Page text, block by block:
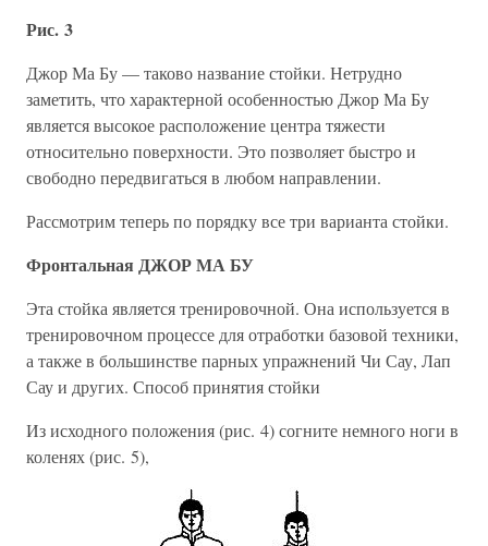
Рис. 3
Джор Ма Бу — таково название стойки. Нетрудно
заметить, что характерной особенностью Джор Ма Бу
является высокое расположение центра тяжести
относительно поверхности. Это позволяет быстро и
свободно передвигаться в любом направлении.
Рассмотрим теперь по порядку все три варианта стойки.
Фронтальная ДЖОР МА БУ
Эта стойка является тренировочной. Она используется в
тренировочном процессе для отработки базовой техники,
а также в большинстве парных упражнений Чи Сау, Лап
Сау и других. Способ принятия стойки
Из исходного положения (рис. 4) согните немного ноги в
коленях (рис. 5),